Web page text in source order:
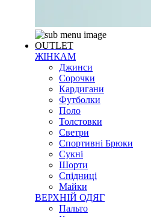
OUTLET
ЖІНКАМ
Джинси
Сорочки
Кардигани
Футболки
Поло
Толстовки
Светри
Спортивні Брюки
Сукні
Шорти
Спідниці
Майки
ВЕРХНІЙ ОДЯГ
Пальто